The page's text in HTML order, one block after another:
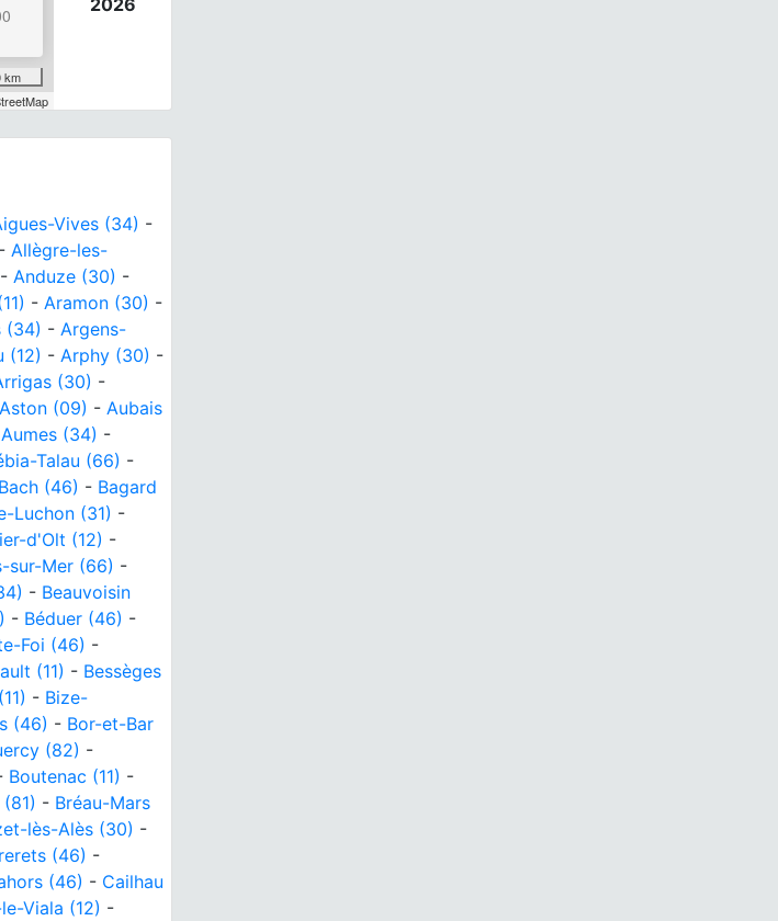
km
Vives (34) -
- Allègre-les-
- Anduze (30) -
- Aramon (30) -
(34) - Argens-
(12) - Arphy (30) -
(30) -
Aston (09) - Aubais
Aumes (34) -
Talau (66) -
Bach (46) - Bagard
Luchon (31) -
d'Olt (12) -
sur-Mer (66) -
- Beauvoisin
- Béduer (46) -
Foi (46) -
(11) - Bessèges
- Bize-
(46) - Bor-et-Bar
(82) -
Boutenac (11) -
- Bréau-Mars
lès-Alès (30) -
(46) -
(46) - Cailhau
Viala (12) -